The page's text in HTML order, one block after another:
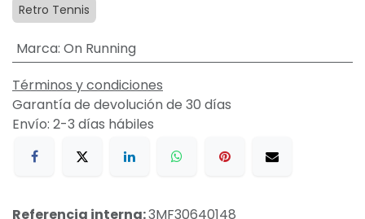
Retro Tennis
Marca: On Running
Términos y condiciones
Garantía de devolución de 30 días
Envío: 2-3 días hábiles
Referencia interna:3MF30640148